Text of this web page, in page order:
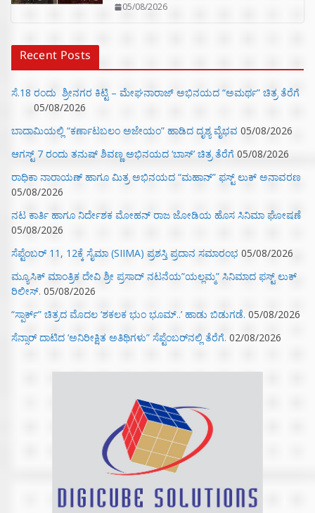
05/08/2026
Recent Posts
ಸೆ.18 ರಂದು ಶ್ರೀನಗರ ಕಿಟ್ಟಿ – ಮೇಘನಾರಾಜ್ ಅಭಿನಯದ “ಅಮರ್ಥ” ಚಿತ್ರ ತೆರೆಗೆ
05/08/2026
ಬಾದಾಮಿಯಲ್ಲಿ “ಕರ್ಣಾಟಬಲಂ ಅಜೇಯಂ” ಹಾಡಿದ ದೃಶ್ಯ ವೈಭವ 05/08/2026
ಆಗಸ್ಟ್ 7 ರಂದು ತನುಷ್ ಶಿವಣ್ಣ ಅಭಿನಯದ ‘ಬಾಸ್’ ಚಿತ್ರ ತೆರೆಗೆ 05/08/2026
ರಾಧಿಕಾ ನಾರಾಯಣ್ ಹಾಗೂ ಮಿತ್ರ ಅಭಿನಯದ “ಮಹಾನ್” ಫಸ್ಟ್ ಲುಕ್ ಅನಾವರಣ
05/08/2026
ನಟ ಕಾರ್ತಿ ಹಾಗೂ ನಿರ್ದೇಶಕ ಮೋಹನ್ ರಾಜ ಜೋಡಿಯ ಹೊಸ ಸಿನಿಮಾ ಘೋಷಣೆ
05/08/2026
ಸೆಪ್ಟೆಂಬರ್ 11, 12ಕ್ಕೆ ಸೈಮಾ (SIIMA) ಪ್ರಶಸ್ತಿ ಪ್ರದಾನ ಸಮಾರಂಭ 05/08/2026
ಮ್ಯೂಸಿಕ್‌ ಮಾಂತ್ರಿಕ ದೇವಿ ಶ್ರೀ ಪ್ರಸಾದ್ ನಟನೆಯ”ಯಲ್ಲಮ್ಮ” ಸಿನಿಮಾದ ಫಸ್ಟ್‌ ಲುಕ್‌
ರಿಲೀಸ್. 05/08/2026
“ಸ್ಪಾರ್ಕ್” ಚಿತ್ರದ ಮೊದಲ‌ ‘ಶಕಲಕ ಭುಂ‌ ಭೂಮ್..’ ಹಾಡು ಬಿಡುಗಡೆ. 05/08/2026
ಸೆನ್ಸಾರ್ ದಾಟಿದ ‘ಅನಿರೀಕ್ಷಿತ ಅತಿಥಿಗಳು” ಸೆಪ್ಟೆಂಬರ್‌ನಲ್ಲಿ ತೆರೆಗೆ. 02/08/2026